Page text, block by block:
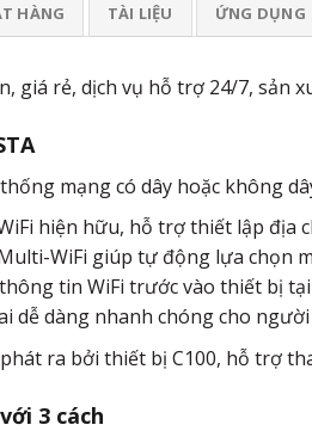
HÀNG TÀI LIỆU ỨNG DỤNG
giá rẻ, dịch vụ hỗ trợ 24/7, sản
mạng có dây hoặc không
hiện hữu, hỗ trợ thiết lập địa
WiFi giúp tự động lựa chọn
tin WiFi trước vào thiết bị
dễ dàng nhanh chóng cho
ra bởi thiết bị C100, hỗ trợ
3 cách